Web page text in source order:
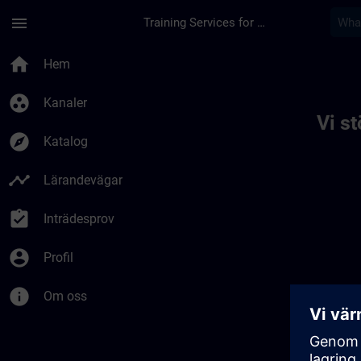
menu Training Services for Digital Industries
home Hem
group_work Kanaler
explore Katalog
timeline Lärandevägar
assignment_turned_in Inträdesprov
account_circle Profil
info Om oss
Vi